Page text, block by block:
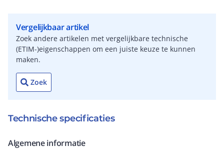
Vergelijkbaar artikel
Zoek andere artikelen met vergelijkbare technische
(ETIM-)eigenschappen om een juiste keuze te kunnen
maken.
Zoek
Technische specificaties
Algemene informatie